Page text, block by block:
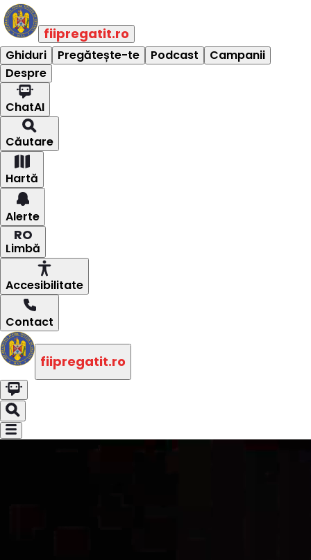
fiipregatit.ro
Ghiduri Pregătește-te Podcast
Campanii
Despre
ChatAI
Căutare
Hartă
Alerte
RO
Limbă
Accesibilitate
Contact
fiipregatit.ro